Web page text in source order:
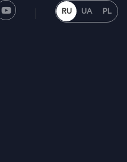
RU UA PL